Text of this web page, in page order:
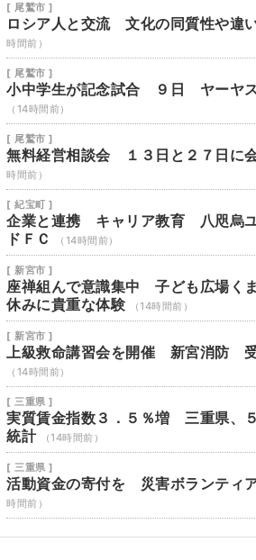
[ 尾鷲市 ]
ロシア人と交流 文化の同質性や違
時間前）
[ 尾鷲市 ]
小中学生が記念試合 ９日 ヤーヤ
（14時間前）
[ 尾鷲市 ]
無料経営相談会 １３日と２７日に
時間前）
[ 紀宝町 ]
企業と連携 キャリア教育 八咫烏
ドＦＣ
（14時間前）
[ 新宮市 ]
座禅組んで意識集中 子ども広場く
休みに貴重な体験
（14時間前）
[ 新宮市 ]
上級救命講習会を開催 新宮消防
（14時間前）
[ 三重県 ]
実質賃金指数３．５％増 三重県、
統計
（14時間前）
[ 三重県 ]
活動資金の寄付を 災害ボランティ
時間前）